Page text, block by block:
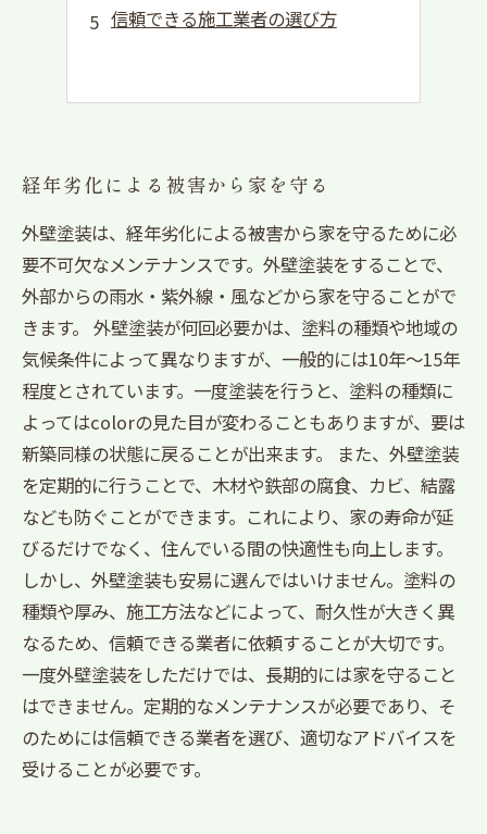
信頼できる施工業者の選び方
経年劣化による被害から家を守る
外壁塗装は、経年劣化による被害から家を守るために必
要不可欠なメンテナンスです。外壁塗装をすることで、
外部からの雨水・紫外線・風などから家を守ることがで
きます。 外壁塗装が何回必要かは、塗料の種類や地域の
気候条件によって異なりますが、一般的には10年～15年
程度とされています。一度塗装を行うと、塗料の種類に
よってはcolorの見た目が変わることもありますが、要は
新築同様の状態に戻ることが出来ます。 また、外壁塗装
を定期的に行うことで、木材や鉄部の腐食、カビ、結露
なども防ぐことができます。これにより、家の寿命が延
びるだけでなく、住んでいる間の快適性も向上します。
しかし、外壁塗装も安易に選んではいけません。塗料の
種類や厚み、施工方法などによって、耐久性が大きく異
なるため、信頼できる業者に依頼することが大切です。
一度外壁塗装をしただけでは、長期的には家を守ること
はできません。定期的なメンテナンスが必要であり、そ
のためには信頼できる業者を選び、適切なアドバイスを
受けることが必要です。